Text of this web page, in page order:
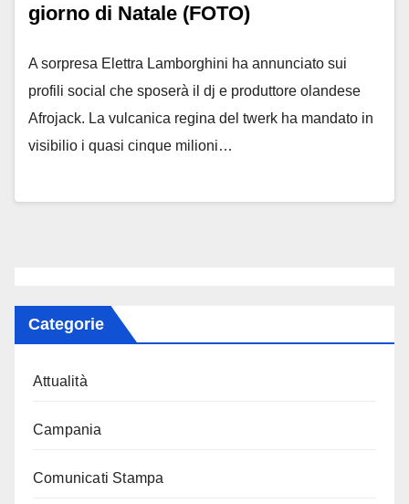
giorno di Natale (FOTO)
A sorpresa Elettra Lamborghini ha annunciato sui
profili social che sposerà il dj e produttore olandese
Afrojack. La vulcanica regina del twerk ha mandato in
visibilio i quasi cinque milioni…
Categorie
Attualità
Campania
Comunicati Stampa